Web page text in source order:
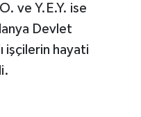
ve Y.E.Y. ise
Devlet
işçilerin hayati